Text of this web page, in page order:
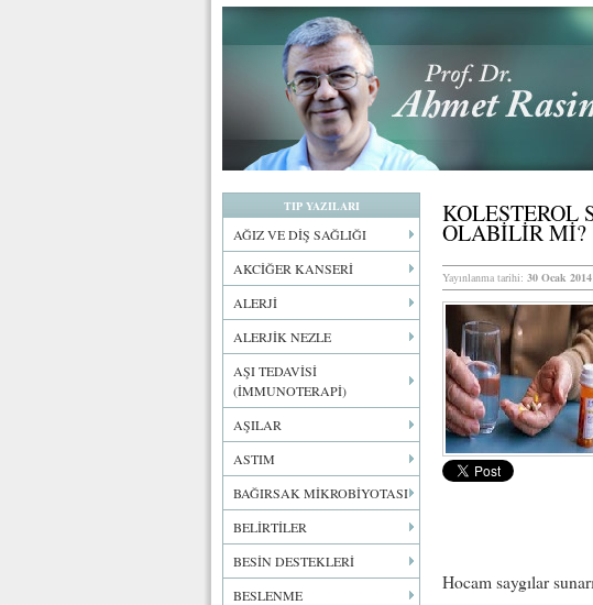
TIP YAZILARI
AĞIZ VE DİŞ SAĞLIĞI
AKCİĞER KANSERİ
ALERJİ
ALERJİK NEZLE
AŞI TEDAVİSİ
(İMMUNOTERAPİ)
AŞILAR
ASTIM
BAĞIRSAK MİKROBİYOTASI
BELİRTİLER
BESİN DESTEKLERİ
BESLENME
OLABİLİR Mİ?
Yayınlanma tarihi: 30 Ocak 2014
Hocam saygılar